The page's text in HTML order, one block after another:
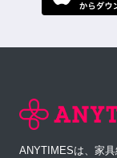
ANYTIMESは、家